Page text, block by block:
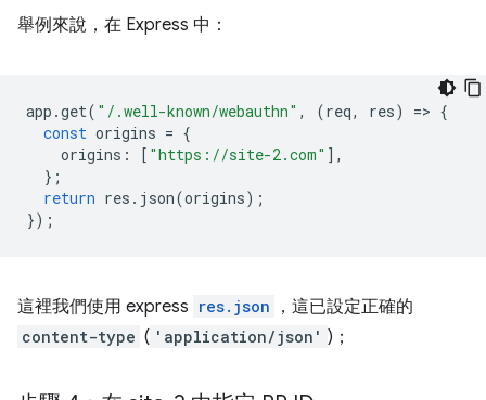
舉例來說，在 Express 中：
app .get( "/.well-known/webauthn" , (req, res) => {
const origins = {
origins : [ "https://site-2.com" ],
};
return res . json(origins);
});
這裡我們使用 express res.json ，這已設定正確的
content-type ( 'application/json' )；